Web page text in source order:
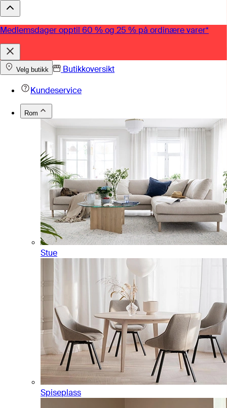
Medlemsdager opptil 60 % og 25 % på ordinære varer*
Velg butikk
Butikkoversikt
Kundeservice
Rom
Stue
Spiseplass